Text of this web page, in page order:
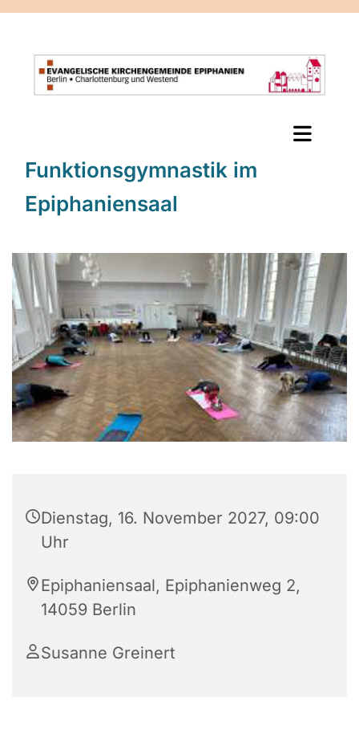
Funktionsgymnastik im
Epiphaniensaal
Dienstag, 16. November 2027, 09:00
Uhr
Epiphaniensaal, Epiphanienweg 2,
14059 Berlin
Susanne Greinert